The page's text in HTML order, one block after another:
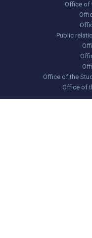
Office of
Public
Office of the
Office of